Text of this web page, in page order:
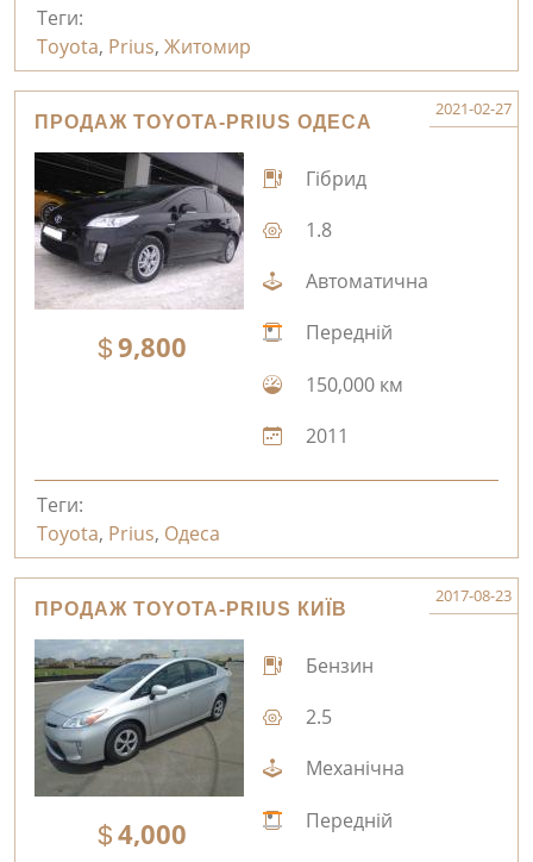
Теги:
Toyota, Prius, Житомир
ПРОДАЖ TOYOTA-PRIUS ОДЕСА
2021-02-27
9,800
Гібрид
1.8
Автоматична
Передній
150,000 км
2011
Теги:
Toyota, Prius, Одеса
ПРОДАЖ TOYOTA-PRIUS КИЇВ
2017-08-23
4,000
Бензин
2.5
Механічна
Передній